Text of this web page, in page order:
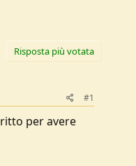
Risposta più votata
#1
per avere